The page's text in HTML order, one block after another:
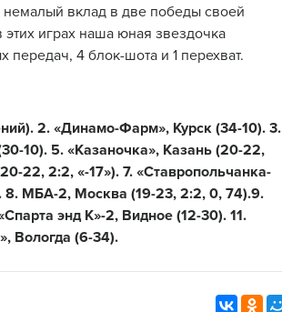
вклад в две победы своей
играх наша юная звездочка
передач, 4 блок-шота и 1 перехват.
2. «Динамо-Фарм», Курск (34-10). 3.
10). 5. «Казаночка», Казань (20-22,
22, 2:2, «-17»). 7. «Ставропольчанка-
МБА-2, Москва (19-23, 2:2, 0, 74).9.
энд К»-2, Видное (12-30). 11.
Вологда (6-34).